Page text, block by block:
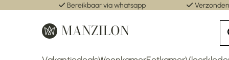
Bereikbaar via whatsapp